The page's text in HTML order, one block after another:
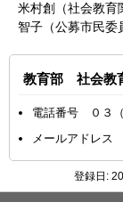
米村創（社会教育
智子（公募市民委
教育部 社会教
電話番号 ０３（
メールアドレス
登録日: